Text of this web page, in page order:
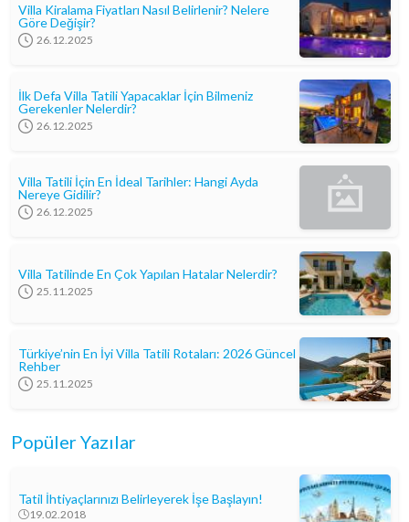
Villa Kiralama Fiyatları Nasıl Belirlenir? Nelere
Göre Değişir?
26.12.2025
İlk Defa Villa Tatili Yapacaklar İçin Bilmeniz
Gerekenler Nelerdir?
26.12.2025
Villa Tatili İçin En İdeal Tarihler: Hangi Ayda
Nereye Gidilir?
26.12.2025
Villa Tatilinde En Çok Yapılan Hatalar Nelerdir?
25.11.2025
Türkiye’nin En İyi Villa Tatili Rotaları: 2026 Güncel
Rehber
25.11.2025
Popüler Yazılar
Tatil İhtiyaçlarınızı Belirleyerek İşe Başlayın!
19.02.2018